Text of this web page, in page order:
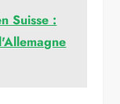
Suisse :